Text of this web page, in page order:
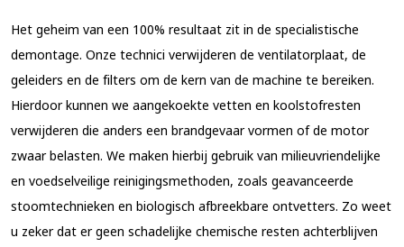
Het geheim van een 100% resultaat zit in de specialistische
demontage. Onze technici verwijderen de ventilatorplaat, de
geleiders en de filters om de kern van de machine te bereiken.
Hierdoor kunnen we aangekoekte vetten en koolstofresten
verwijderen die anders een brandgevaar vormen of de motor
zwaar belasten. We maken hierbij gebruik van milieuvriendelijke
en voedselveilige reinigingsmethoden, zoals geavanceerde
stoomtechnieken en biologisch afbreekbare ontvetters. Zo weet
u zeker dat er geen schadelijke chemische resten achterblijven